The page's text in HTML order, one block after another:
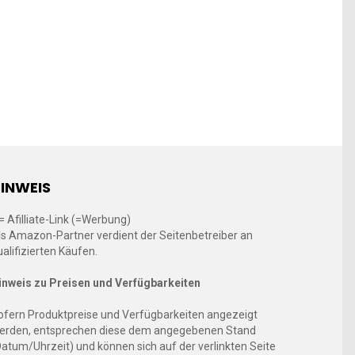
Afilliate-Link (=Werbung)
Amazon-Partner verdient der Seitenbetreiber an
Käufen.
zu Preisen und Verfügbarkeiten
Produktpreise und Verfügbarkeiten angezeigt
entsprechen diese dem angegebenen Stand
Uhrzeit) und können sich auf der verlinkten Seite